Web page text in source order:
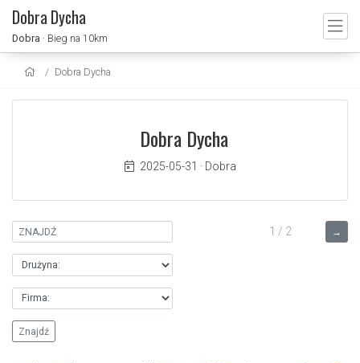
Dobra Dycha
Dobra · Bieg na 10km
Dobra Dycha
Dobra Dycha
2025-05-31 · Dobra
→
1 / 2